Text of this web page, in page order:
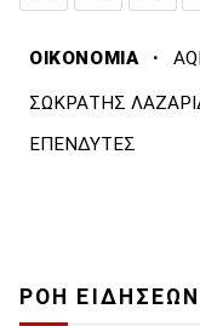
ΟΙΚΟΝΟΜΙΑ ·
ΣΩΚΡΑΤΗΣ
ΕΠΕΝΔΥΤΕΣ
ΡΟΗ ΕΙΔΗΣΕΩΝ